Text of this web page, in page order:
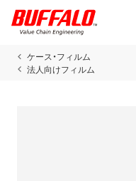
ケース・フィルム
法人向けフィルム